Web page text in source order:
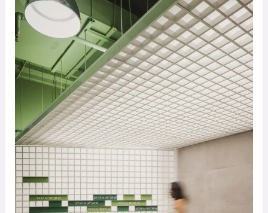
Prototype
Architecture
Studio